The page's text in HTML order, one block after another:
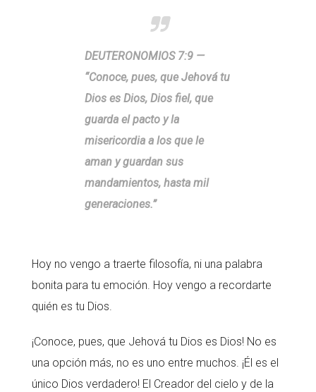
DEUTERONOMIOS 7:9 —
“Conoce, pues, que Jehová tu
Dios es Dios, Dios fiel, que
guarda el pacto y la
misericordia a los que le
aman y guardan sus
mandamientos, hasta mil
generaciones.”
Hoy no vengo a traerte filosofía, ni una palabra
bonita para tu emoción. Hoy vengo a recordarte
quién es tu Dios.
¡Conoce, pues, que Jehová tu Dios es Dios! No es
una opción más, no es uno entre muchos. ¡Él es el
único Dios verdadero! El Creador del cielo y de la